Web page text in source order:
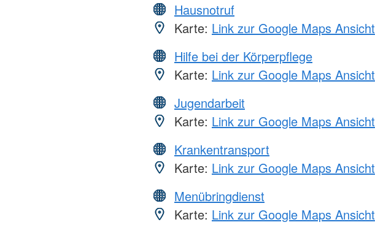
Hausnotruf
Karte: Link zur Google Maps Ansicht
Hilfe bei der Körperpflege
Karte: Link zur Google Maps Ansicht
Jugendarbeit
Karte: Link zur Google Maps Ansicht
Krankentransport
Karte: Link zur Google Maps Ansicht
Menübringdienst
Karte: Link zur Google Maps Ansicht